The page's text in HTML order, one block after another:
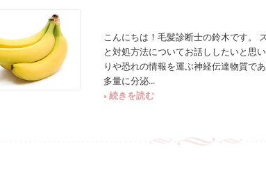
こんにちは！毛髪診断士の鈴木です。
と対処方法についてお話ししたいと思
りや恐れの情報を運ぶ神経伝達物質で
多量に分泌...
» 続きを読む